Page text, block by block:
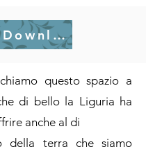
Download .gpx
questo spazio a
di bello la Liguria ha
anche al di
della terra che siamo